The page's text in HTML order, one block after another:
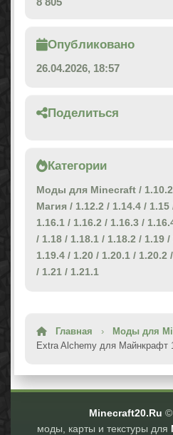
Опубликовано
26.04.2026, 18:57
Поделиться
Категории
Моды для Minecraft / 1.10.2
Магия / 1.12.2 / 1.14.4 / 1.15
1.16.1 / 1.16.2 / 1.16.3 /
/ 1.18 / 1.18.1 / 1.18.2 / 1.19 /
1.19.4 / 1.20 / 1.20.1 / 1.20.2 /
/ 1.21 / 1.21.1
Главная › Моды для
Extra Alchemy для Майнкрафт
Minecraft20.Ru ©
моды, карты и текстуры для